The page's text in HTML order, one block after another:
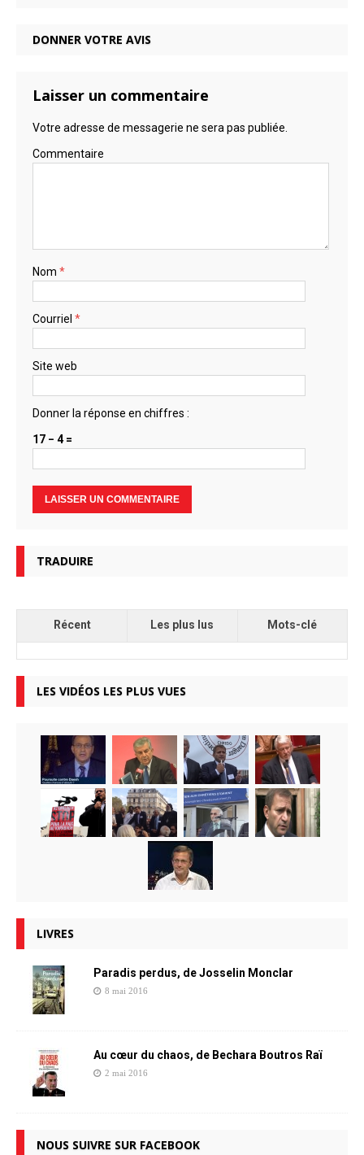
DONNER VOTRE AVIS
Laisser un commentaire
Votre adresse de messagerie ne sera pas publiée.
Commentaire
Nom *
Courriel *
Site web
Donner la réponse en chiffres :
17 − 4 =
TRADUIRE
Récent Les plus lus Mots-clé
LES VIDÉOS LES PLUS VUES
LIVRES
Paradis perdus, de Josselin Monclar
8 mai 2016
Au cœur du chaos, de Bechara Boutros Raï
2 mai 2016
NOUS SUIVRE SUR FACEBOOK